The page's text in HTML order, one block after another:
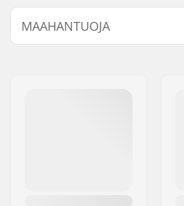
MAAHANTUOJA